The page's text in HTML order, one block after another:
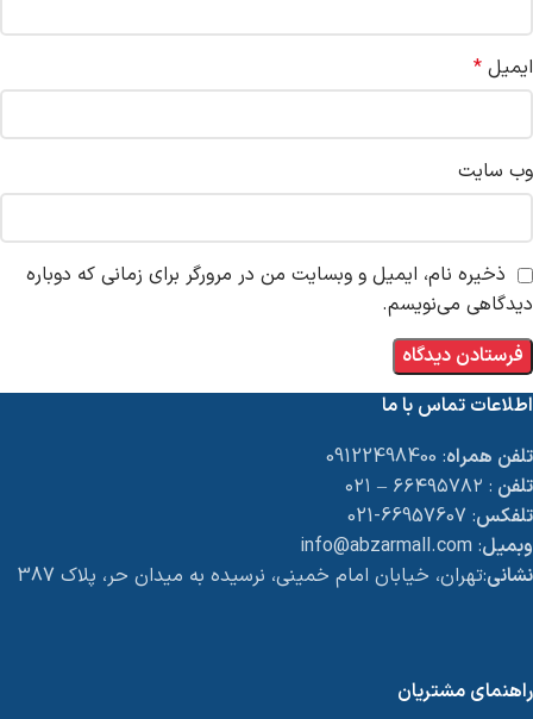
ایمیل *
وب‌ سایت
ذخیره نام، ایمیل و وبسایت من در مرورگر برای زمانی که دوباره
دیدگاهی می‌نویسم.
اطلاعات تماس با ما
تلفن همراه: 09122498400
تلفن : ۶۶۴۹۵۷۸۲ – ۰۲۱
تلفکس: 66957607-021
وبمیل: info@abzarmall.com
نشانی:تهران، خیابان امام خمینی، نرسیده به میدان حر، پلاک 387
راهنمای مشتریان